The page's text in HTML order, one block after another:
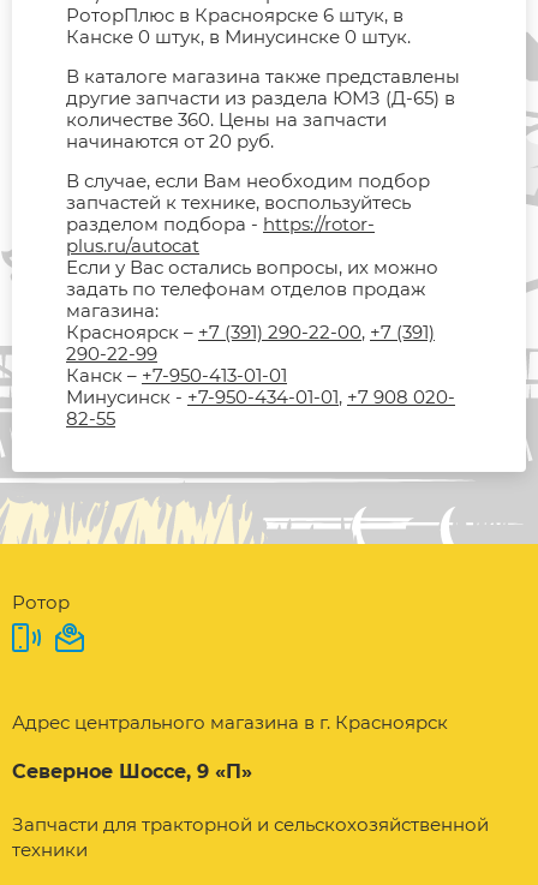
РоторПлюс в Красноярске 6 штук, в
Канске 0 штук, в Минусинске 0 штук.
В каталоге магазина также представлены
другие запчасти из раздела ЮМЗ (Д-65) в
количестве 360. Цены на запчасти
начинаются от 20 руб.
В случае, если Вам необходим подбор
запчастей к технике, воспользуйтесь
разделом подбора - https://rotor-
plus.ru/autocat
Если у Вас остались вопросы, их можно
задать по телефонам отделов продаж
магазина:
Красноярск – +7 (391) 290-22-00, +7 (391)
290-22-99
Канск – +7-950-413-01-01
Минусинск - +7-950-434-01-01, +7 908 020-
82-55
Ротор
Адрес центрального магазина в г. Красноярск
Северное Шоссе, 9 «П»
Запчасти для тракторной и сельскохозяйственной
техники